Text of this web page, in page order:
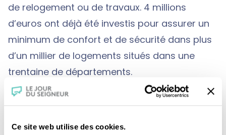
Ce site web utilise des cookies.
de relogement ou de travaux. 4 millions
d’euros ont déjà été investis pour assurer un
minimum de confort et de sécurité dans plus
d’un millier de logements situés dans une
trentaine de départements.
2000 famillesa pour objectif d’apporter des